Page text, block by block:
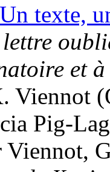
texte,
lettre
et
Viennot
Pig-
Viennot,